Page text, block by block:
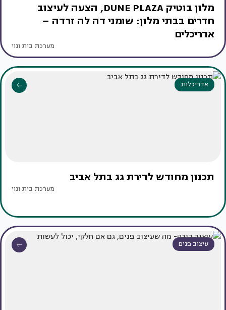
מלון בוטיק DUNE PLAZA, הצעה לעיצוב
חדרים בבתי מלון: שומני דה לה זרדה –
אדריכלים
מערכת בית ונוי
אדריכלות
תכנון מחודש לדירת גג בתל אביב
מערכת בית ונוי
עיצוב פנים